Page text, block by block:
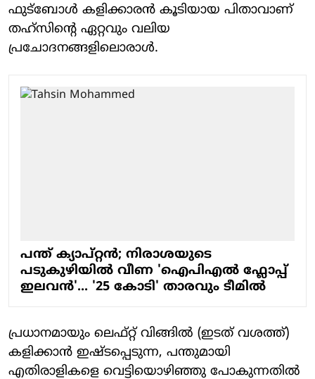
ഫുട്‌ബോള്‍ കളിക്കാരന്‍ കൂടിയായ പിതാവാണ്
തഹ്‌സിന്റെ ഏറ്റവും വലിയ
പ്രചോദനങ്ങളിലൊരാള്‍.
പന്ത് ക്യാപ്റ്റൻ; നിരാശയുടെ
പടുകുഴിയിൽ വീണ 'ഐപിഎൽ ഫ്ലോപ്പ്
ഇലവൻ'... '25 കോടി' താരവും ടീമിൽ
പ്രധാനമായും ലെഫ്റ്റ് വിങ്ങില്‍ (ഇടത് വശത്ത്)
കളിക്കാന്‍ ഇഷ്ടപ്പെടുന്ന, പന്തുമായി
എതിരാളികളെ വെട്ടിയൊഴിഞ്ഞു പോകുന്നതില്‍